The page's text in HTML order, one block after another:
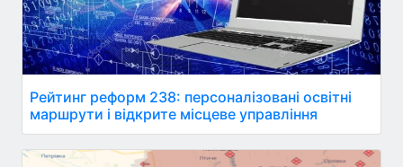
Рейтинг реформ 238: персоналізовані освітні
маршрути і відкрите місцеве управління